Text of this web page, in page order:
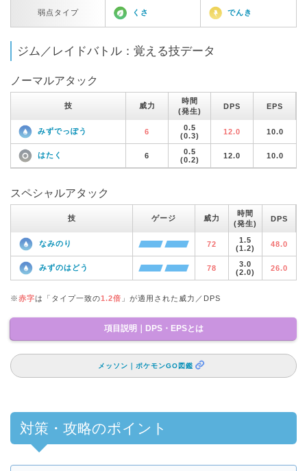
弱点タイプ くさ でんき
ジム／レイドバトル：覚える技データ
ノーマルアタック
技 威力
時間
(発生)
DPS EPS
みずでっぽう 6
0.5
(0.3)
12.0 10.0
はたく 6
0.5
(0.2)
12.0 10.0
スペシャルアタック
技 ゲージ 威力
時間
(発生)
DPS
なみのり 72
1.5
(1.2)
48.0
みずのはどう 78
3.0
(2.0)
26.0
※赤字は「タイプ一致の1.2倍 」が適用された威力／DPS
項目説明｜DPS・EPSとは
メッソン｜ポケモンGO図鑑
対策・攻略のポイント